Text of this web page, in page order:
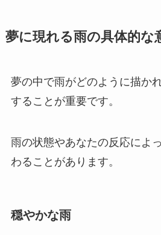
夢に現れる雨の具体的な
夢の中で雨がどのように描か
することが重要です。
雨の状態やあなたの反応によ
わることがあります。
穏やかな雨